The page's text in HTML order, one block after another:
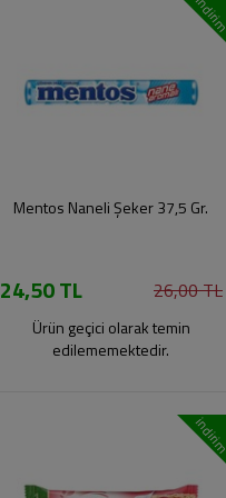
indirim
Mentos Naneli Şeker 37,5 Gr.
24,50 TL 26,00 TL
Ürün geçici olarak temin
edilememektedir.
indirim